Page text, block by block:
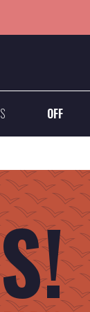
OFF